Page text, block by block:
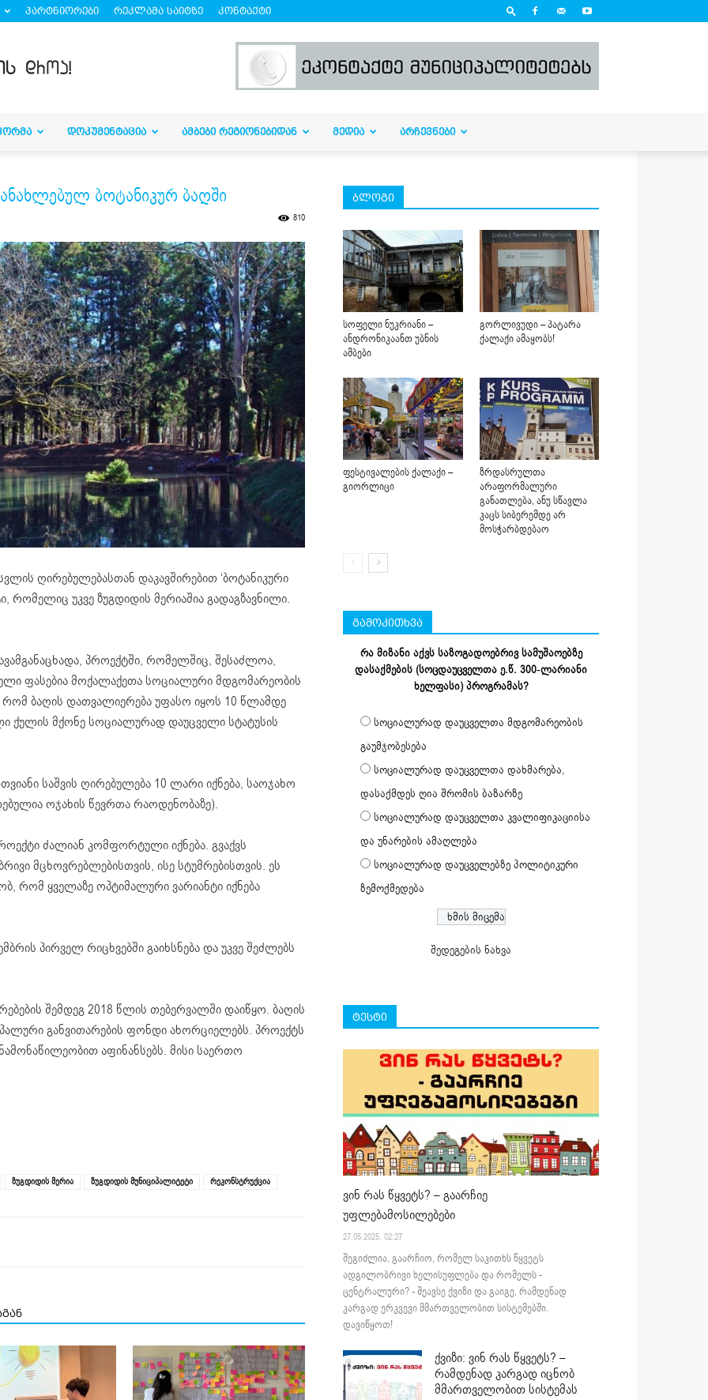
პარტნიორები რეკლამა საიტზე კონტაქტი
ᲓᲝᲙᲣᲛᲔᲜᲢᲐᲪᲘᲐ ᲐᲛᲑᲔᲑᲘ ᲠᲔᲒᲘᲝᲜᲔᲑᲘᲓᲐᲜ ᲛᲔᲓᲘᲐ ᲐᲠᲩᲔᲕᲜᲔᲑᲘ
ბოტანიკურ ბაღში
810
ღირებულებასთან დაკავშირებით ‘ბოტანიკური
რომელიც უკვე ზუგდიდის მერიაშია გადაგზავნილი.
პროექტში, რომელშიც, შესაძლოა,
ფასებია მოქალაქეთა სოციალური მდგომარეობის
ბაღის დათვალიერება უფასო იყოს 10 წლამდე
ქულის მქონე სოციალურად დაუცველი სტატუსის
საშვის ღირებულება 10 ლარი იქნება, საოჯახო
ოჯახის წევრთა რაოდენობაზე).
ძალიან კომფორტული იქნება. გვაქვს
მცხოვრებლებისთვის, ისე სტუმრებისთვის. ეს
რომ ყველაზე ოპტიმალური ვარიანტი იქნება
პირველ რიცხვებში გაიხსნება და უკვე შეძლებს
შემდეგ 2018 წლის თებერვალში დაიწყო. ბაღის
განვითარების ფონდი ახორციელებს. პროექტს
აფინანსებს. მისი საერთო
ზუგდიდის მერია ზუგდიდის მუნიციპალიტეტი რეკონსტრუქცია
ბლოგი
სოფელი ნუკრიანი –
ანდრონიკაანთ უბნის
ამბები
გორლივუდი – პატარა
ქალაქი ამაყობს!
ფესტივალების ქალაქი –
გიორლიცი
ზრდასრულთა
არაფორმალური
განათლება, ანუ სწავლა
კაცს სიბერემდე არ
მოსჭარბდებაო
გამოკითხვა
რა მიზანი აქვს საზოგადოებრივ სამუშაოებზე
დასაქმების (სოცდაუცველთა ე.წ. 300-ლარიანი
ხელფასი) პროგრამას?
სოციალურად დაუცველთა მდგომარეობის
გაუმჯობესება
სოციალურად დაუცველთა დახმარება,
დასაქმდეს ღია შრომის ბაზარზე
სოციალურად დაუცველთა კვალიფიკაციისა
და უნარების ამაღლება
სოციალურად დაუცველებზე პოლიტიკური
ზემოქმედება
შედეგების ნახვა
ტესტი
ვინ რას წყვეტს? – გაარჩიე
უფლებამოსილებები
27.05.2025. 02:27
შეგიძლია, გაარჩიო, რომელ საკითხს წყვეტს
ადგილობრივი ხელისუფლება და რომელს -
ცენტრალური? - შეავსე ქვიზი და გაიგე, რამდენად
კარგად ერკვევი მმართველობით სისტემებში.
დავიწყოთ!
ქვიზი: ვინ რას წყვეტს? –
რამდენად კარგად იცნობ
მმართველობით სისტემას